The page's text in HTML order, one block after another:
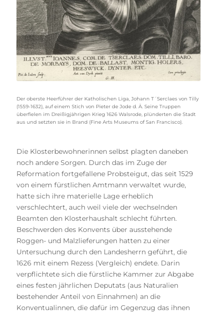
Der oberste Heerführer der Katholischen Liga, Johann T´Serclaes von Tilly
(1559-1632), auf einem Stich von Pieter de Jode d. Ä. Seine Truppen
überfielen im Dreißigjährigen Krieg 1626 Walsrode, plünderten die Stadt
aus und setzten sie in Brand (Fine Arts Museums of San Francisco).
Die Klosterbewohnerinnen selbst plagten daneben
noch andere Sorgen. Durch das im Zuge der
Reformation fortgefallene Probsteigut, das seit 1529
von einem fürstlichen Amtmann verwaltet wurde,
hatte sich ihre materielle Lage erheblich
verschlechtert, auch weil viele der wechselnden
Beamten den Klosterhaushalt schlecht führten.
Beschwerden des Konvents über ausstehende
Roggen- und Malzlieferungen hatten zu einer
Untersuchung durch den Landesherrn geführt, die
1626 mit einem Rezess (Vergleich) endete. Darin
verpflichtete sich die fürstliche Kammer zur Abgabe
eines festen jährlichen Deputats (aus Naturalien
bestehender Anteil von Einnahmen) an die
Konventualinnen, die dafür im Gegenzug das ihnen